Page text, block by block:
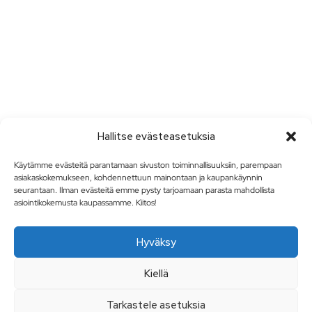
Hallitse evästeasetuksia
Käytämme evästeitä parantamaan sivuston toiminnallisuuksiin, parempaan
asiakaskokemukseen, kohdennettuun mainontaan ja kaupankäynnin
seurantaan. Ilman evästeitä emme pysty tarjoamaan parasta mahdollista
asiointikokemusta kaupassamme. Kiitos!
Hyväksy
Kiellä
Tarkastele asetuksia